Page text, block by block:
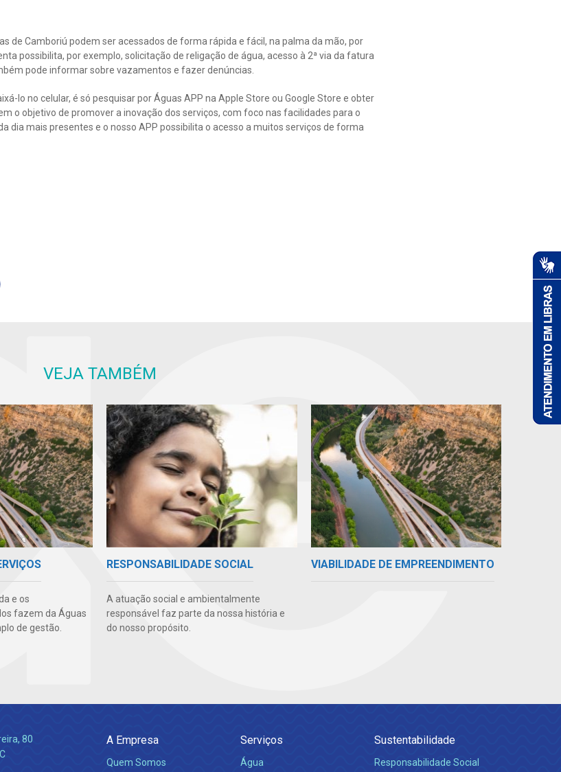
de Camboriú podem ser acessados de forma rápida e fácil, na palma da mão, por
possibilita, por exemplo, solicitação de religação de água, acesso à 2ª via da fatura
pode informar sobre vazamentos e fazer denúncias.
lo no celular, é só pesquisar por Águas APP na Apple Store ou Google Store e obter
o objetivo de promover a inovação dos serviços, com foco nas facilidades para o
dia mais presentes e o nosso APP possibilita o acesso a muitos serviços de forma
VEJA TAMBÉM
e os
fazem da Águas
de gestão.
RESPONSABILIDADE SOCIAL
A atuação social e ambientalmente
responsável faz parte da nossa história e
do nosso propósito.
VIABILIDADE DE EMPREENDIMENTO
80
A Empresa
Quem Somos
Serviços
Água
Sustentabilidade
Responsabilidade Social